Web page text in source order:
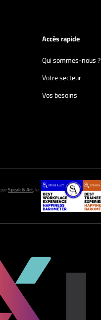
Accès rapide
Qui sommes-nous ?
Votre secteur
Vos besoins
parSpeak & Act, le